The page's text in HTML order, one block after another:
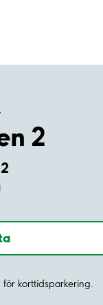
2
korttidsparkering.